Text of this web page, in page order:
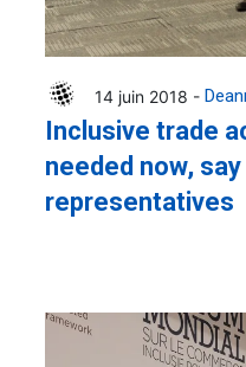
14 juin 2018 -
Inclusive trade
needed now, say
representatives